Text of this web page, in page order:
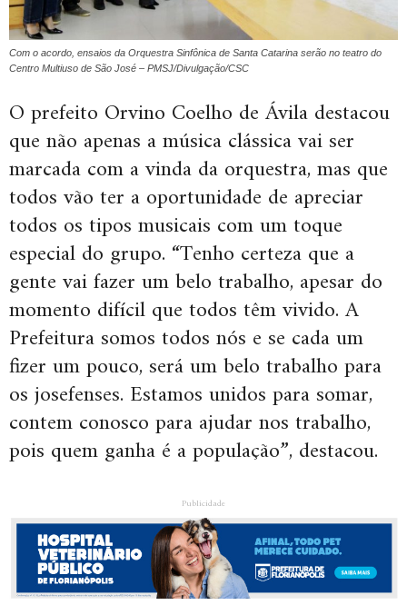
Com o acordo, ensaios da Orquestra Sinfônica de Santa Catarina serão no teatro do
Centro Multiuso de São José – PMSJ/Divulgação/CSC
O prefeito Orvino Coelho de Ávila destacou
que não apenas a música clássica vai ser
marcada com a vinda da orquestra, mas que
todos vão ter a oportunidade de apreciar
todos os tipos musicais com um toque
especial do grupo. “Tenho certeza que a
gente vai fazer um belo trabalho, apesar do
momento difícil que todos têm vivido. A
Prefeitura somos todos nós e se cada um
fizer um pouco, será um belo trabalho para
os josefenses. Estamos unidos para somar,
contem conosco para ajudar nos trabalho,
pois quem ganha é a população”, destacou.
Publicidade